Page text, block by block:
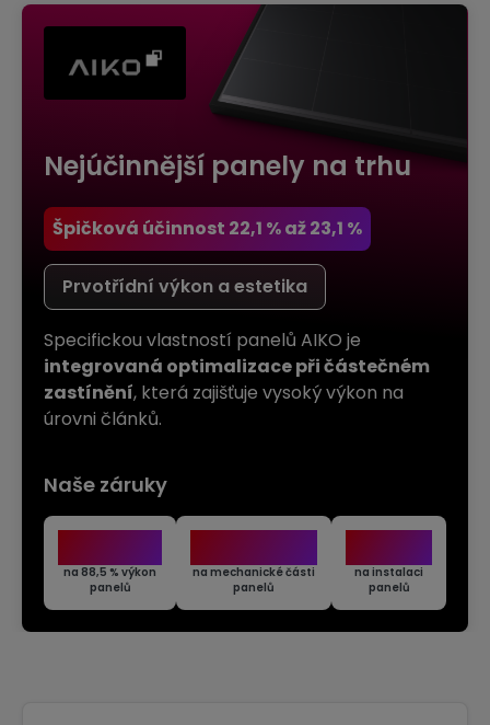
Nejúčinnější panely na trhu
Špičková účinnost 22,1 % až 23,1 %
Prvotřídní výkon a estetika
Specifickou vlastností panelů AIKO je
integrovaná optimalizace při částečném
zastínění, která zajišťuje vysoký výkon na
úrovni článků.
Naše záruky
30
na 88,5 % výkon
panelů
25
na mechanické části
panelů
2
na instalaci
panelů